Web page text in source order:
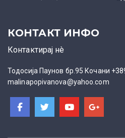
КОНТАКТ ИНФО
Контактирај нè
Тодосија Паунов бр.95 Кочани
malinapopivanova@yahoo.com